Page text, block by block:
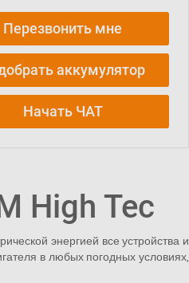
Перезвонить мне
аккумулятор
Начать ЧАТ
High Tec
энергией все устройства и
в любых погодных условиях,